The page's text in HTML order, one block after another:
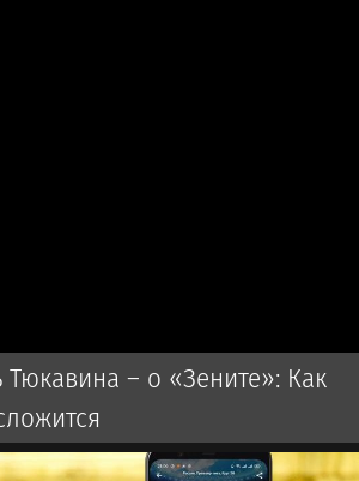
Тюкавина – о «Зените»: Как